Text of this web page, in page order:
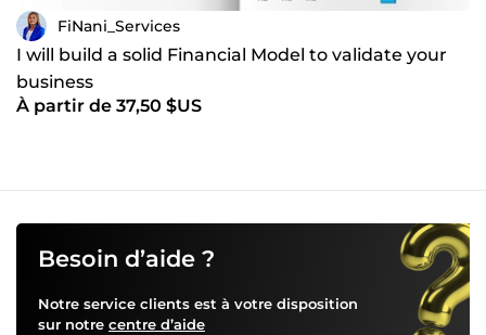
FiNani_Services
I will build a solid Financial Model to validate your
business
À partir de 37,50 $US
Besoin d’aide ?
Notre service clients est à votre disposition
sur notre centre d’aide